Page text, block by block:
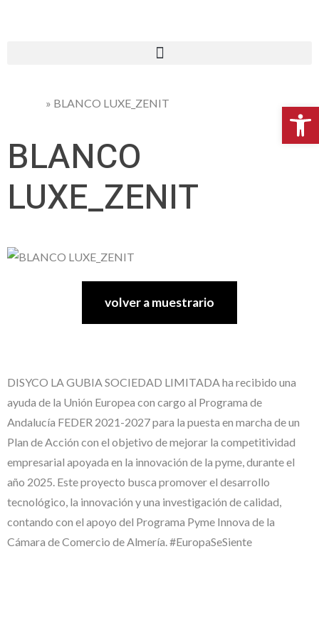
» BLANCO LUXE_ZENIT
BLANCO
LUXE_ZENIT
volver a muestrario
DISYCO LA GUBIA SOCIEDAD LIMITADA ha recibido una
ayuda de la Unión Europea con cargo al Programa de
Andalucía FEDER 2021-2027 para la puesta en marcha de un
Plan de Acción con el objetivo de mejorar la competitividad
empresarial apoyada en la innovación de la pyme, durante el
año 2025. Este proyecto busca promover el desarrollo
tecnológico, la innovación y una investigación de calidad,
contando con el apoyo del Programa Pyme Innova de la
Cámara de Comercio de Almería. #EuropaSeSiente